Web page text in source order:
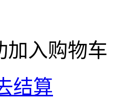
加入购物车
结算